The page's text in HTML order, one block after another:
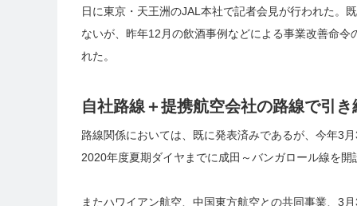
日に東京・天王洲のJAL本社で記者会見が行われた。
ないが、昨年12月の飲酒事例などによる事業改善命
れた。
自社路線＋提携航空会社の路線で引
路線関係においては、既に発表済みであるが、今年3
2020年度夏期ダイヤまでに成田～バンガロール線を開
またハワイアン航空、中国東方航空との共同事業、3